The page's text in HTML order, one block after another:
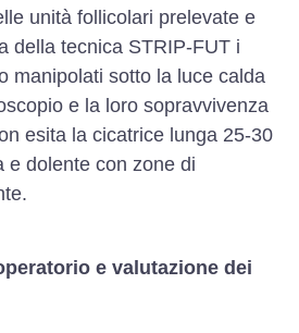
unità follicolari prelevate e
della tecnica STRIP-FUT i
manipolati sotto la luce calda
e la loro sopravvivenza
esita la cicatrice lunga 25-30
e dolente con zone di
e valutazione dei